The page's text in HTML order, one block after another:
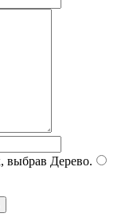
выбрав Дерево.